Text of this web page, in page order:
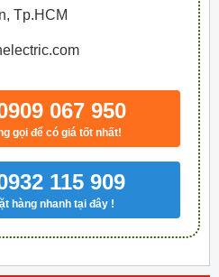
Tp.HCM
067 950
gọi để có giá tốt nhất!
115 909
hàng nhanh tại đây !